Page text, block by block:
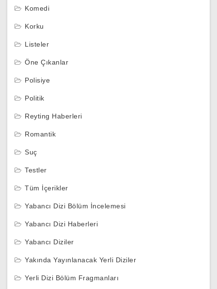
Komedi
Korku
Listeler
Öne Çıkanlar
Polisiye
Politik
Reyting Haberleri
Romantik
Suç
Testler
Tüm İçerikler
Yabancı Dizi Bölüm İncelemesi
Yabancı Dizi Haberleri
Yabancı Diziler
Yakında Yayınlanacak Yerli Diziler
Yerli Dizi Bölüm Fragmanları